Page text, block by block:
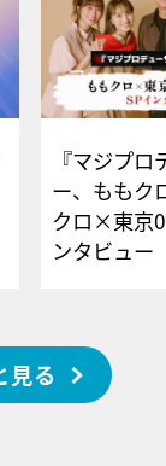
『マジプロ
ー、ももク
クロ×東京
ンタビュー
見る